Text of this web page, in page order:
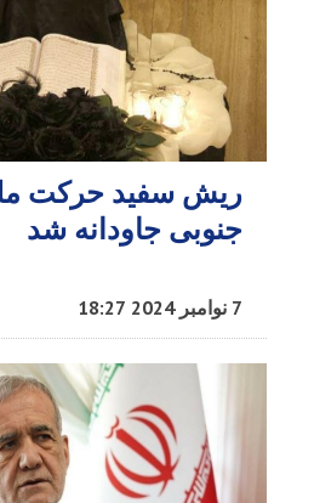
ریش سفید حرکت
جنوبی جاودانه شد
7 نوامبر 2024 18:27